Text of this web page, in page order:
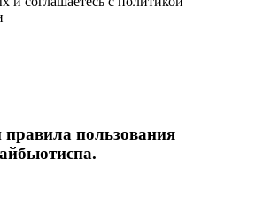
пользования